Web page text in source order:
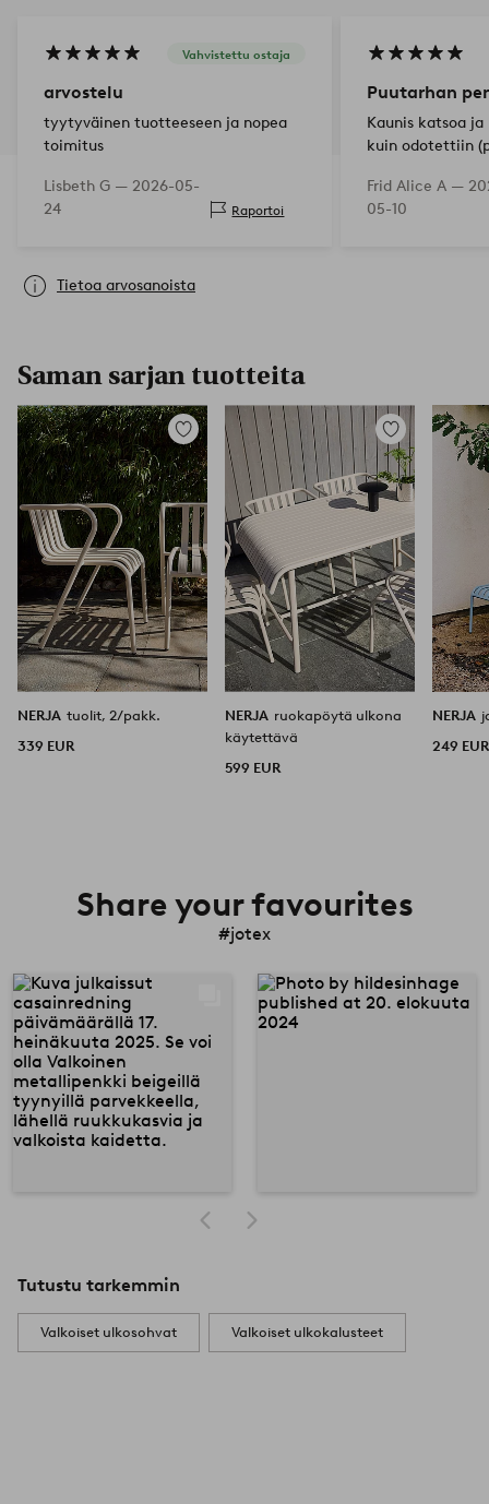
Vahvistettu ostaja
arvostelu
tyytyväinen tuotteeseen ja nopea
toimitus
Lisbeth G — 2026-05-
24
Raportoi
Puutarhan
Kaunis katsoa
kuin odotettiin
tuulessa.
Frid Alice A —
05-10
Tietoa arvosanoista
Saman sarjan tuotteita
Lisää
suosikkeihin
NERJA tuolit, 2/pakk.
339 EUR
Lisää
suosikkeihin
NERJA ruokapöytä ulkona
käytettävä
599 EUR
NERJA
249 EUR
Share your favourites
#jotex
Tutustu tarkemmin
Valkoiset ulkosohvat Valkoiset ulkokalusteet